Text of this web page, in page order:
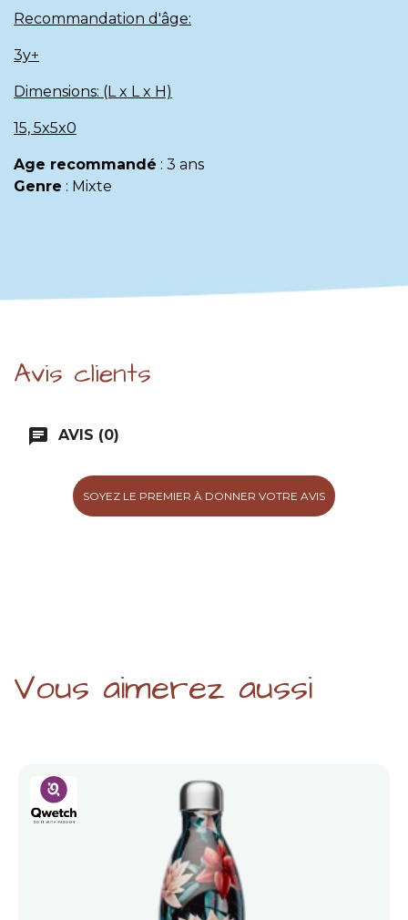
Recommandation d'âge:
3y+
Dimensions: (L x L x H)
15, 5x5x0
Age recommandé : 3 ans
Genre : Mixte
Avis clients
chat AVIS (0)
SOYEZ LE PREMIER À DONNER VOTRE AVIS
Vous aimerez aussi